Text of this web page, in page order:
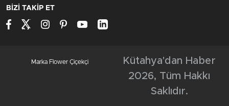
BİZİ TAKİP ET
Marka Flower Çiçekçi
Kütahya'dan Haber
2026, Tüm Hakkı
Saklıdır.